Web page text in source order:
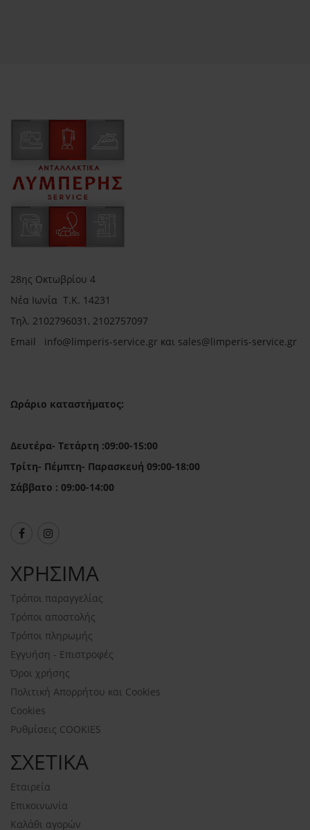
28ης Οκτωβρίου 4
Νέα Ιωνία Τ.Κ. 14231
Τηλ. 2102796031, 2102757097
Email info@limperis-service.gr και sales@limperis-service.gr
Ωράριο καταστήματος:
Δευτέρα- Τετάρτη :09:00-15:00
Τρίτη- Πέμπτη- Παρασκευή 09:00-18:00
Σάββατο : 09:00-14:00
ΧΡΗΣΙΜΑ
Τρόποι παραγγελίας
Τρόποι αποστολής
Τρόποι πληρωμής
Εγγυήση - Επιστροφές
Όροι χρήσης
Πολιτική Απορρήτου και Cookies
Cookies
Ρυθμίσεις COOKIES
ΣΧΕΤΙΚΑ
Εταιρεία
Επικοινωνία
Καλάθι αγορών